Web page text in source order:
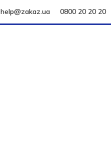
help@zakaz.ua 0800 20 20 20